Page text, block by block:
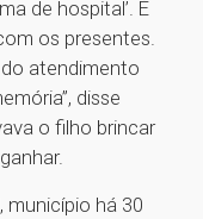
de hospital’. É
os presentes.
atendimento
disse
o filho brincar
município há 30